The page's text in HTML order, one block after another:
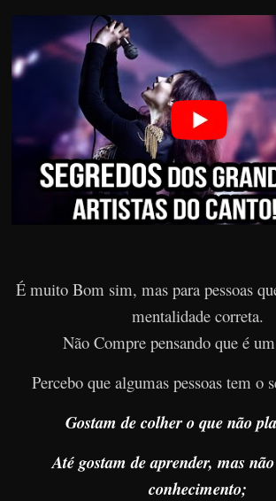
É muito Bom sim, mas para pessoas
mentalidade correta.
Não Compre pensando que é
Percebo que algumas pessoas tem o
Gostam de colher o que não
Até gostam de aprender, mas
conhecimento;